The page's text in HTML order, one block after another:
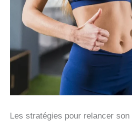
Les stratégies pour relancer